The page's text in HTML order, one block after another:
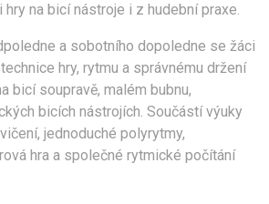
na bicí nástroje i z hudební praxe.
a sobotního dopoledne se žáci
hry, rytmu a správnému držení
bicí soupravě, malém bubnu,
bicích nástrojích. Součástí výuky
jednoduché polyrytmy,
hra a společné rytmické počítání